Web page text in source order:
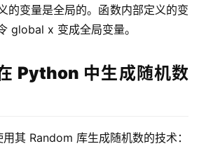
的变量是全局的。函数内部定义的变
global x 变成全局变量。
Python 中生成随机数
其 Random 库生成随机数的技术：